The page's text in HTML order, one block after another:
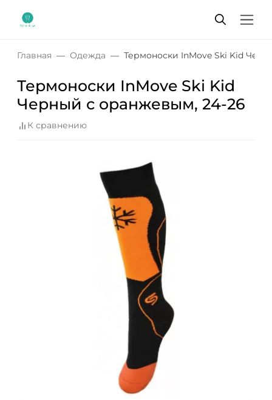
Главная Одежда Термоноски InMove Ski Kid
Термоноски InMove Ski Kid
Черный с оранжевым, 24-26
К сравнению